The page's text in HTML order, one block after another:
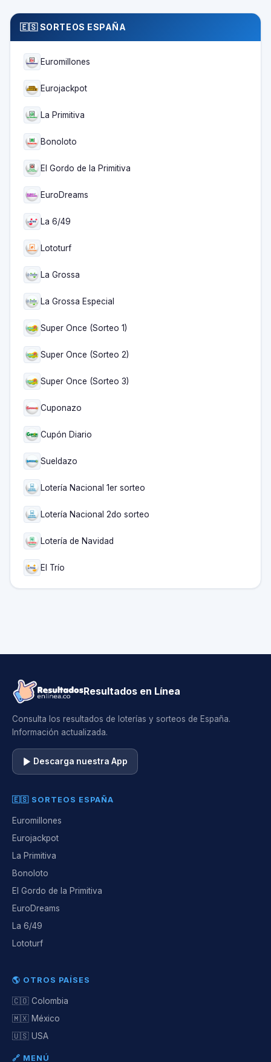
🇪🇸 SORTEOS ESPAÑA
Euromillones
Eurojackpot
La Primitiva
Bonoloto
El Gordo de la Primitiva
EuroDreams
La 6/49
Lototurf
La Grossa
La Grossa Especial
Super Once (Sorteo 1)
Super Once (Sorteo 2)
Super Once (Sorteo 3)
Cuponazo
Cupón Diario
Sueldazo
Lotería Nacional 1er sorteo
Lotería Nacional 2do sorteo
Lotería de Navidad
El Trío
Resultados en Línea
Consulta los resultados de loterías y sorteos de España.
Información actualizada.
Descarga nuestra App
🇪🇸 SORTEOS ESPAÑA
Euromillones
Eurojackpot
La Primitiva
Bonoloto
El Gordo de la Primitiva
EuroDreams
La 6/49
Lototurf
🌎 OTROS PAÍSES
🇨🇴 Colombia
🇲🇽 México
🇺🇸 USA
🔗 MENÚ